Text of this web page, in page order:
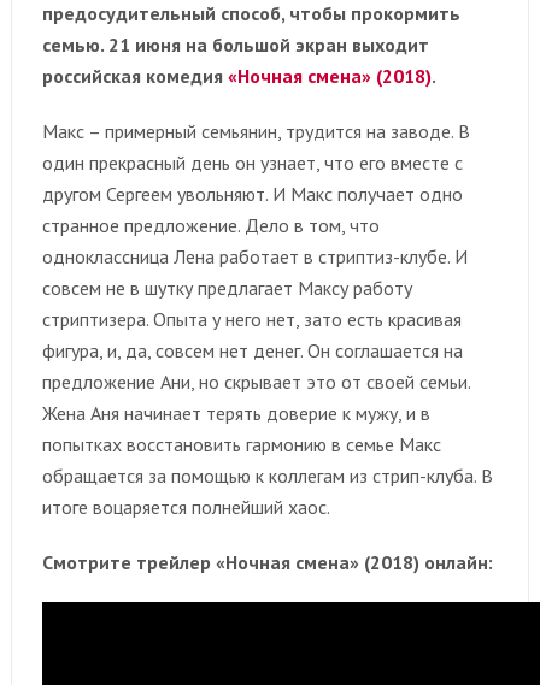
предосудительный способ, чтобы прокормить
семью. 21 июня на большой экран выходит
российская комедия «Ночная смена» (2018).
Макс – примерный семьянин, трудится на заводе. В
один прекрасный день он узнает, что его вместе с
другом Сергеем увольняют. И Макс получает одно
странное предложение. Дело в том, что
одноклассница Лена работает в стриптиз-клубе. И
совсем не в шутку предлагает Максу работу
стриптизера. Опыта у него нет, зато есть красивая
фигура, и, да, совсем нет денег. Он соглашается на
предложение Ани, но скрывает это от своей семьи.
Жена Аня начинает терять доверие к мужу, и в
попытках восстановить гармонию в семье Макс
обращается за помощью к коллегам из стрип-клуба. В
итоге воцаряется полнейший хаос.
Смотрите трейлер «Ночная смена» (2018) онлайн: